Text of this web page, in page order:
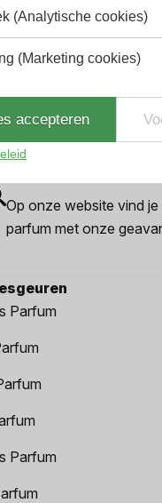
2.9%
Op onze website vind
parfum met onze
Parfum
Parfum
(Analytische cookies)
(Marketing cookies)
accepteren